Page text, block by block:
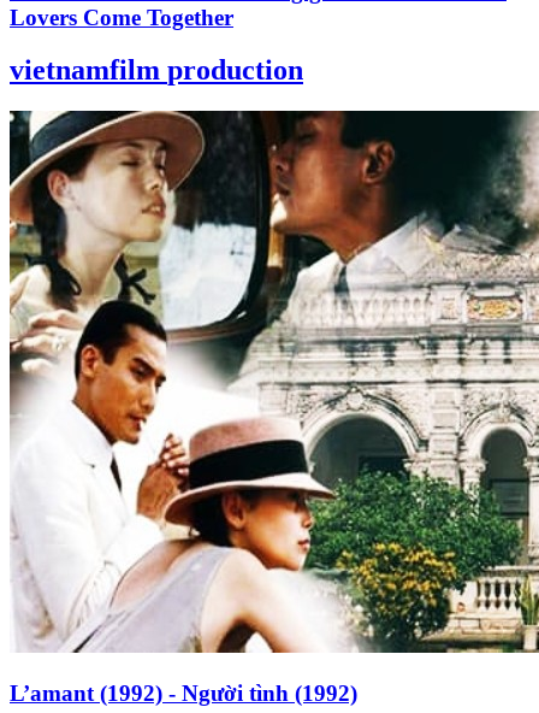
Lovers Come Together
vietnamfilm production
L’amant (1992) - Người tình (1992)